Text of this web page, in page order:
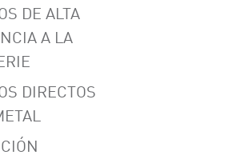
DE ALTA
A LA
DIRECTOS